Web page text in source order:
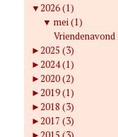
n
▼2026 (1)
▼ mei (1)
Vriendenavond
►2025 (3)
►2024 (1)
►2020 (2)
►2019 (1)
►2018 (3)
►2017 (3)